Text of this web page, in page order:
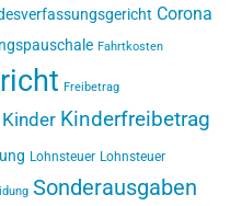
Corona
Fahrtkosten
Freibetrag
Kinder Kinderfreibetrag
Lohnsteuer Lohnsteuer
Sonderausgaben